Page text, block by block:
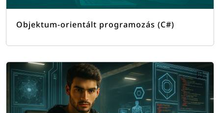
Objektum-orientált programozás (C#)